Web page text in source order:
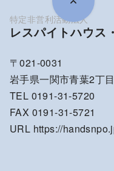
レスパイトハウス
〒021-0031
岩手県一関市青葉2丁
TEL 0191-31-5720
FAX 0191-31-5721
URL https://